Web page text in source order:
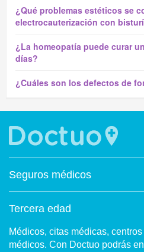
¿Qué problemas estéticos se
electrocauterización con
¿La homeopatía puede curar
días?
¿Cuáles son los defectos de
Seguros médicos
Tercera edad
Médicos, citas médicas,
médicos. Con Doctuo podrás